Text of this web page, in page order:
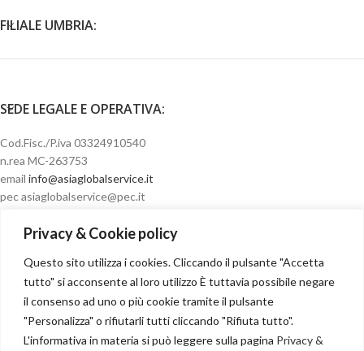
Privacy & Cookie policy
Questo sito utilizza i cookies. Cliccando il pulsante "Accetta
tutto" si acconsente al loro utilizzo È tuttavia possibile negare
il consenso ad uno o più cookie tramite il pulsante
"Personalizza" o rifiutarli tutti cliccando "Rifiuta tutto".
L'informativa in materia si può leggere sulla pagina Privacy &
FILIALE UMBRIA:
SEDE LEGALE E OPERATIVA:
Cod.Fisc./P.iva 03324910540
n.rea MC-263753
email info@asiaglobalservice.it
pec asiaglobalservice@pec.it
Condizioni di vendita